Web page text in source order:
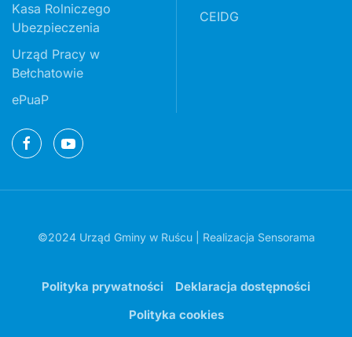
Kasa Rolniczego
Ubezpieczenia
Urząd Pracy w
Bełchatowie
ePuaP
CEIDG
©2024 Urząd Gminy w Ruścu | Realizacja Sensorama
Polityka prywatności
Deklaracja dostępności
Polityka cookies